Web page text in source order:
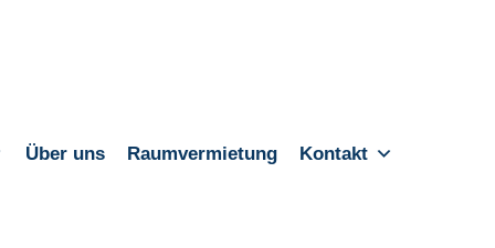
Über uns Raumvermietung Kontakt